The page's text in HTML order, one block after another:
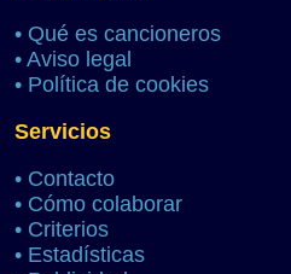
• Qué es cancioneros
• Aviso legal
• Política de cookies
Servicios
• Contacto
• Cómo colaborar
• Criterios
• Estadísticas